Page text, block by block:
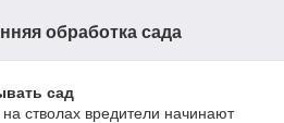
обработка сада
сад
стволах вредители начинают